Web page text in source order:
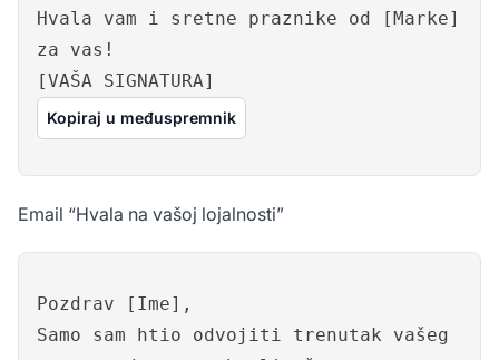
Hvala vam i sretne praznike od [Marke]
za vas!
[VAŠA SIGNATURA]
Kopiraj u međuspremnik
Email “Hvala na vašoj lojalnosti”
Pozdrav [Ime],
Samo sam htio odvojiti trenutak vašeg